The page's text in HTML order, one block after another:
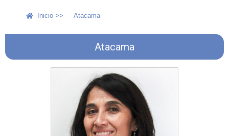
Inicio >> Atacama
Atacama